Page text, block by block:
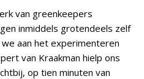
van greenkeepers
inmiddels grotendeels zelf
aan het experimenteren
van Kraakman hielp ons
op tien minuten van